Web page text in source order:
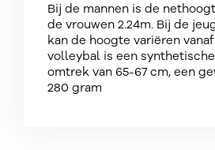
Bij de mannen is de
de vrouwen 2.24m. Bij de
kan de hoogte variëren vanaf
volleybal is een
omtrek van 65-67 cm, een
280 gram